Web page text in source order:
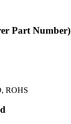
Part Number)
ROHS